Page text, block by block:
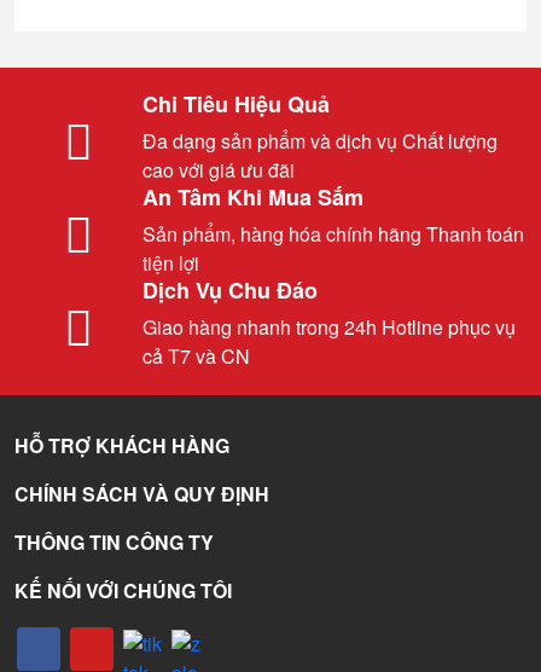
Chi Tiêu Hiệu Quả
Đa dạng sản phẩm và dịch vụ Chất lượng
cao với giá ưu đãi
An Tâm Khi Mua Sắm
Sản phẩm, hàng hóa chính hãng Thanh toán
tiện lợi
Dịch Vụ Chu Đáo
Giao hàng nhanh trong 24h Hotline phục vụ
cả T7 và CN
HỖ TRỢ KHÁCH HÀNG
CHÍNH SÁCH VÀ QUY ĐỊNH
THÔNG TIN CÔNG TY
KẾ NỐI VỚI CHÚNG TÔI